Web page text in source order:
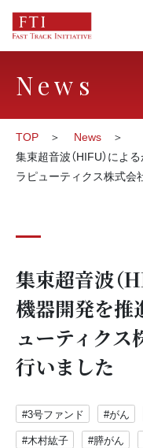
News
TOP
News
集束超音波（HIFU）によ
ラピューティクス株式会
集束超音波（
機器開発を推
ューティクス
行いました
#3号ファンド #がん
#木村紘子
#膵がん